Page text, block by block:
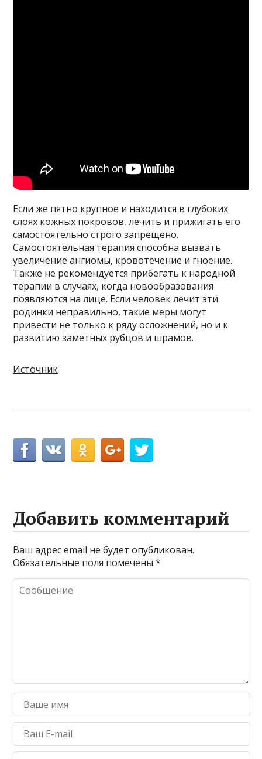
Если же пятно крупное и находится в глубоких
слоях кожных покровов, лечить и прижигать его
самостоятельно строго запрещено.
Самостоятельная терапия способна вызвать
увеличение ангиомы, кровотечение и гноение.
Также не рекомендуется прибегать к народной
терапии в случаях, когда новообразования
появляются на лице. Если человек лечит эти
родинки неправильно, такие меры могут
привести не только к ряду осложнений, но и к
развитию заметных рубцов и шрамов.
Источник
Добавить комментарий
Ваш адрес email не будет опубликован.
Обязательные поля помечены*